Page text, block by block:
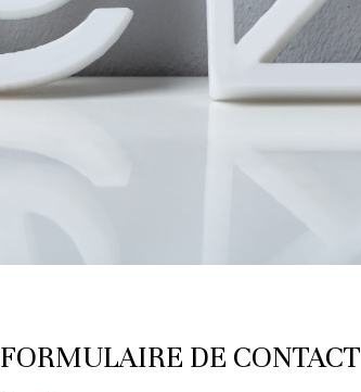
FORMULAIRE DE CONTACT